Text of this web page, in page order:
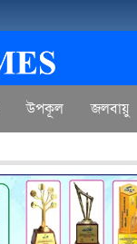
উপকূল জলবায়ু